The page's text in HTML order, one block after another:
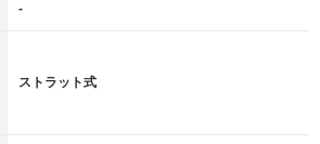
-
ストラット式